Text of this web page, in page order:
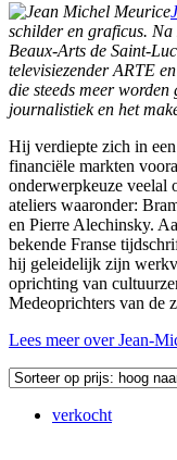
schilder en graficus.
Beaux-Arts de Saint-
televisiezender ARTE
die steeds meer
journalistiek en het
Hij verdiepte zich in
financiële markten
onderwerpkeuze veelal
ateliers waaronder:
en Pierre Alechinsky.
bekende Franse
hij geleidelijk zijn
oprichting van
Medeoprichters van de
Lees meer over Jean-
verkocht